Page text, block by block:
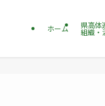
ホーム 県高体
組織・